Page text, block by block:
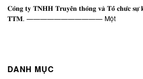
𝐂𝐨̂𝐧𝐠 𝐭𝐲 𝐓𝐍𝐇𝐇 𝐓𝐫𝐮𝐲𝐞̂̀𝐧 𝐭𝐡𝐨̂𝐧𝐠 𝐯𝐚̀ 𝐓𝐨̂̉ 𝐜𝐡𝐮̛́𝐜 𝐬𝐮̛̣
𝐓𝐓𝐌. ——————————— Một
DANH MỤC